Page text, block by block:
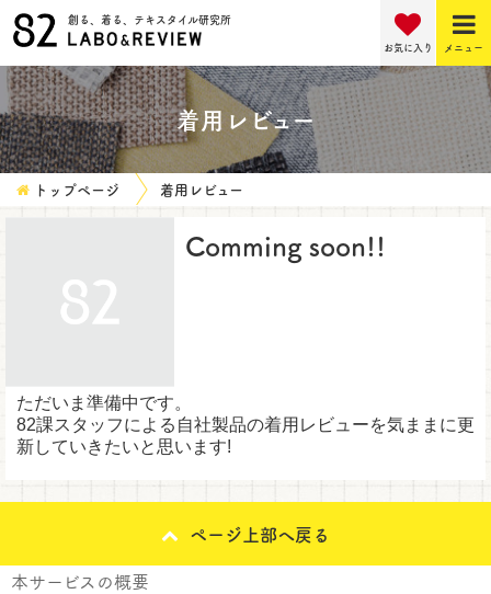
創る、着る、テキスタイル研究所
メニュー
お気に入り
着用レビュー
トップページ 着用レビュー
Comming soon!!
ただいま準備中です。
82課スタッフによる自社製品の着用レビューを気ままに更
新していきたいと思います!
ページ上部へ戻る
本サービスの概要